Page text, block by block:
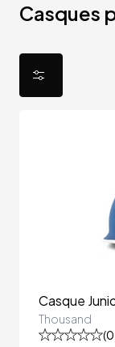
Casques
Casque
Thousand
(0